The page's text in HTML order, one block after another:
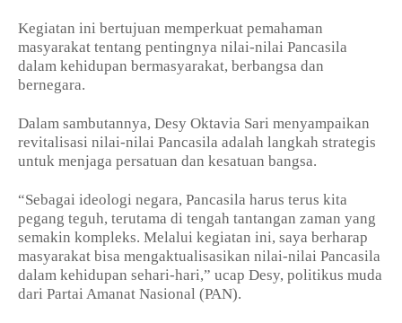
Kegiatan ini bertujuan memperkuat pemahaman
masyarakat tentang pentingnya nilai-nilai Pancasila
dalam kehidupan bermasyarakat, berbangsa dan
bernegara.
Dalam sambutannya, Desy Oktavia Sari menyampaikan
revitalisasi nilai-nilai Pancasila adalah langkah strategis
untuk menjaga persatuan dan kesatuan bangsa.
“Sebagai ideologi negara, Pancasila harus terus kita
pegang teguh, terutama di tengah tantangan zaman yang
semakin kompleks. Melalui kegiatan ini, saya berharap
masyarakat bisa mengaktualisasikan nilai-nilai Pancasila
dalam kehidupan sehari-hari,” ucap Desy, politikus muda
dari Partai Amanat Nasional (PAN).